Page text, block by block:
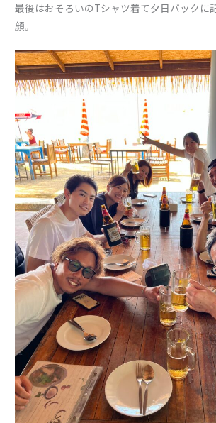
最後はおそろいのTシャツ着て夕日バックに
顔。